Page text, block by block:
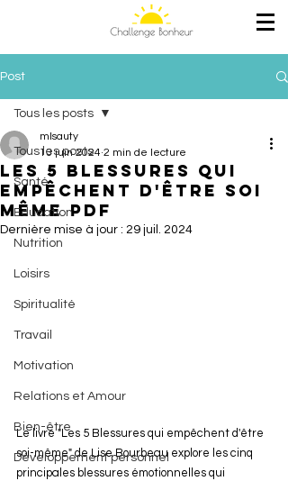
Post
Tous les posts
Santé
Education
Nutrition
Loisirs
Spiritualité
Travail
Motivation
Relations et Amour
Bien-être
Développement personnel
Tous les posts
Les 5 blessures qui
empêchent d'être soi
même pdf
mlsauty
13 juin 2024 2 min de lecture
Dernière mise à jour : 29 juil. 2024
Le livre "Les 5 Blessures qui empêchent d'être
soi-même" de Lise Bourbeau explore les cinq
principales blessures émotionnelles qui